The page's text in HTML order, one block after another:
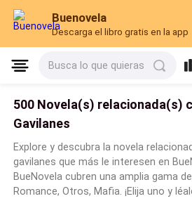
Buenovela
Descarga el libro gratis en la app
Busca lo que quieras
500 Novela(s) relacionada(s)
Gavilanes
Explore y descubra la novela
gavilanes que más le interesen en
BueNovela cubren una amplia gama
Romance, Otros, Mafia. ¡Elija uno y